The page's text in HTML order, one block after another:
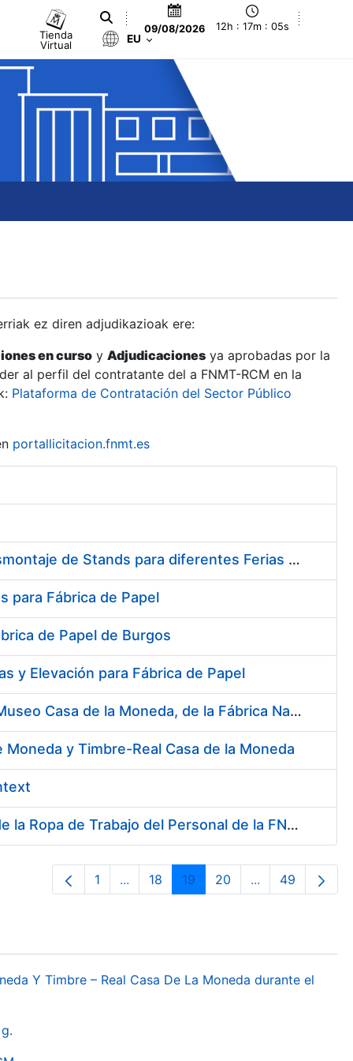
Tienda
Virtual
09/08/2026 12h : 17m : 06s
EU
ez diren adjudikazioak ere:
en curso y Adjudicaciones ya aprobadas por la
al perfil del contratante del a FNMT-RCM en la
Plataforma de Contratación del Sector Público
portallicitacion.fnmt.es
Contratación del Servicio de Diseño, Construcción, Montaje y Desmontaje de Stands para diferentes Ferias y Jornadas Nacionales e Internacionales
para Fábrica de Papel
de Papel de Burgos
y Elevación para Fábrica de Papel
Contratación del Servicio de Atención al Público en la Tienda del Museo Casa de la Moneda, de la Fábrica Nacional de Moneda y Timbre-Real Casa de la Moneda
y Timbre-Real Casa de la Moneda
Servicio de Lavado, Limpieza, Descontaminación y Desinfección de la Ropa de Trabajo del Personal de la FNMT-RCM
Orrialdea
1 ...Intermediate Pages Use TAB to
Orrialdea
18 Orrialdea
19 Orrialdea
20 ...Intermediate
Orrialdea
49
Y Timbre – Real Casa De La Moneda durante el